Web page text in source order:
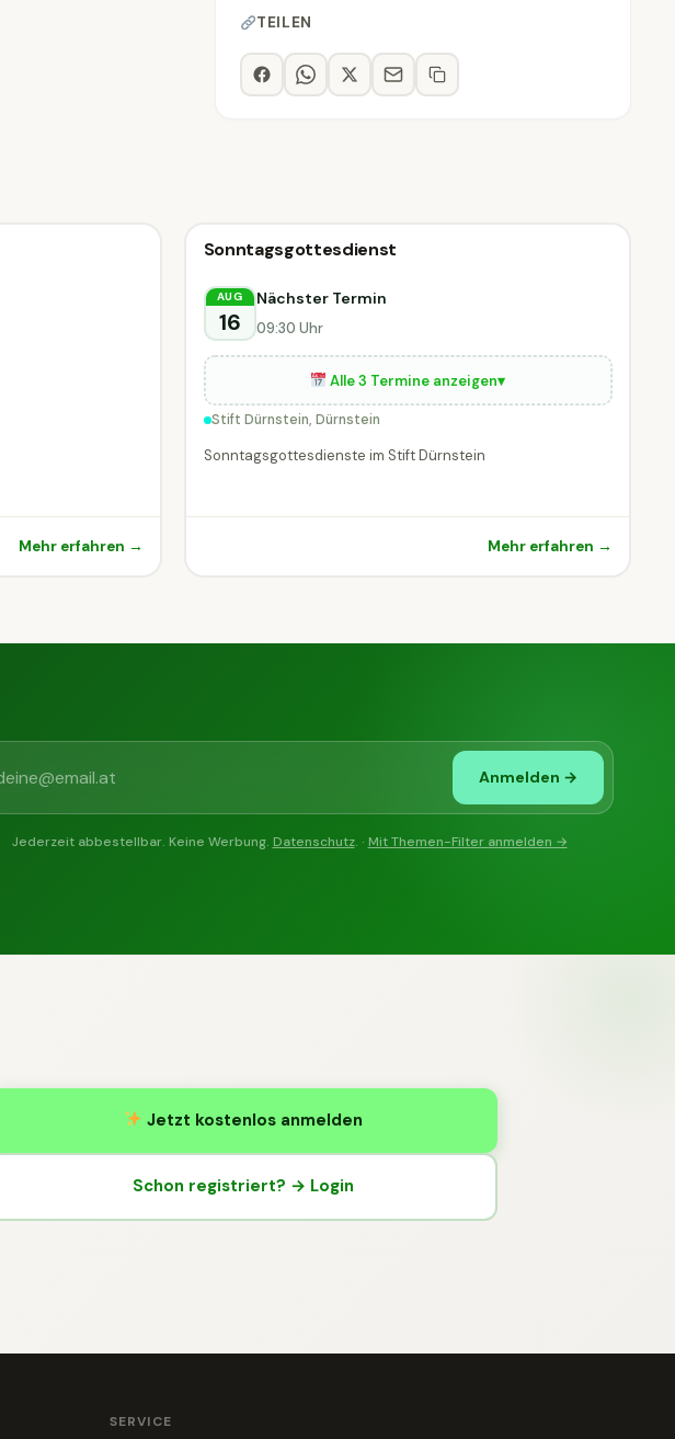
TEILEN
Mehr erfahren →
Sonstiges
Dürnstein
Sonstiges
Sonntagsgottesdienst
AUG
16
Nächster Termin
09:30 Uhr
Alle 3 Termine anzeigen▾
Stift Dürnstein, Dürnstein
Sonntagsgottesdienste im Stift Dürnstein
Mehr erfahren →
Anmelden →
Jederzeit abbestellbar. Keine Werbung. Datenschutz. · Mit Themen-Filter anmelden →
Jetzt kostenlos anmelden
Schon registriert? → Login
SERVICE